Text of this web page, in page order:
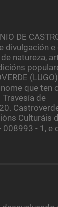
DE
divulgación e
natureza,
que ten
de
Culturáis
008993 - 1, e